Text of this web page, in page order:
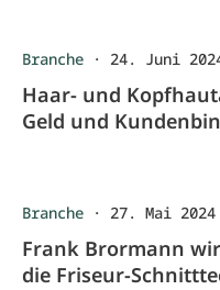
Branche · 24. Juni
Haar- und
Geld und
Branche · 27. Mai 2024
Frank Brormann
die Friseur-